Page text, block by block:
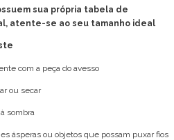
sua própria tabela de
atente-se ao seu tamanho ideal
com a peça do avesso
ou secar
sombra
ásperas ou objetos que possam puxar fios